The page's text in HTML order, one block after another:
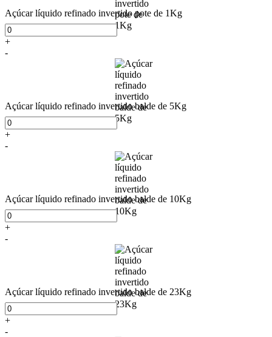
Açúcar líquido refinado invertido pote de 1Kg
+
-
Açúcar líquido refinado invertido balde de 5Kg
+
-
Açúcar líquido refinado invertido balde de 10Kg
+
-
Açúcar líquido refinado invertido balde de 23Kg
+
-